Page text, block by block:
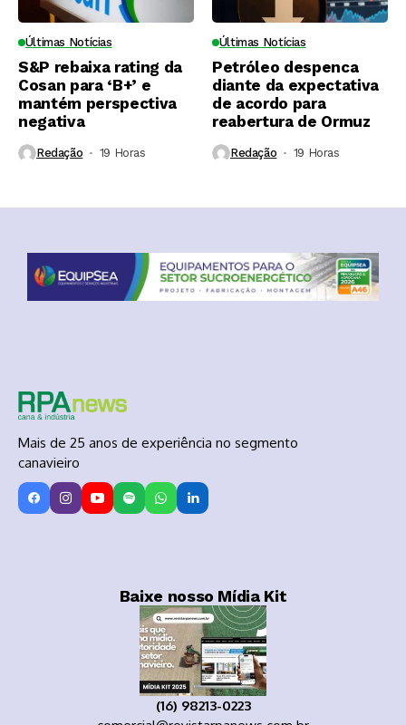
Últimas Notícias
S&P rebaixa rating da
Cosan para ‘B+’ e
mantém perspectiva
negativa
Redação 19 Horas ⁮
Últimas Notícias
Petróleo despenca
diante da expectativa
de acordo para
reabertura de Ormuz
Redação 19 Horas ⁮
Mais de 25 anos de experiência no segmento
canavieiro
Baixe nosso Mídia Kit
(16) 98213-0223